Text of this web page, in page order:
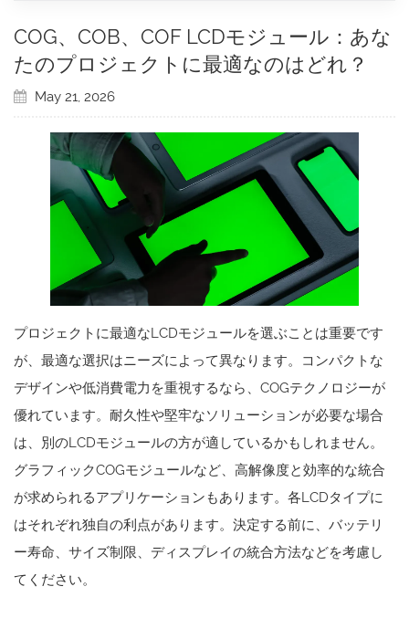
COG、COB、COF LCDモジュール：あな
たのプロジェクトに最適なのはどれ？
May 21, 2026
プロジェクトに最適なLCDモジュールを選ぶことは重要です
が、最適な選択はニーズによって異なります。コンパクトな
デザインや低消費電力を重視するなら、COGテクノロジーが
優れています。耐久性や堅牢なソリューションが必要な場合
は、別のLCDモジュールの方が適しているかもしれません。
グラフィックCOGモジュールなど、高解像度と効率的な統合
が求められるアプリケーションもあります。各LCDタイプに
はそれぞれ独自の利点があります。決定する前に、バッテリ
ー寿命、サイズ制限、ディスプレイの統合方法などを考慮し
てください。